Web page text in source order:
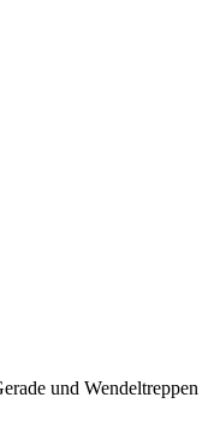
und Wendeltreppen